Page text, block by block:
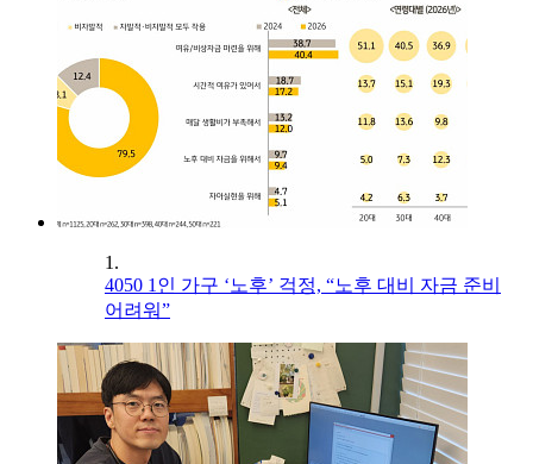
1.
4050 1인 가구 ‘노후’ 걱정, “노후 대비 자금 준비
어려워”